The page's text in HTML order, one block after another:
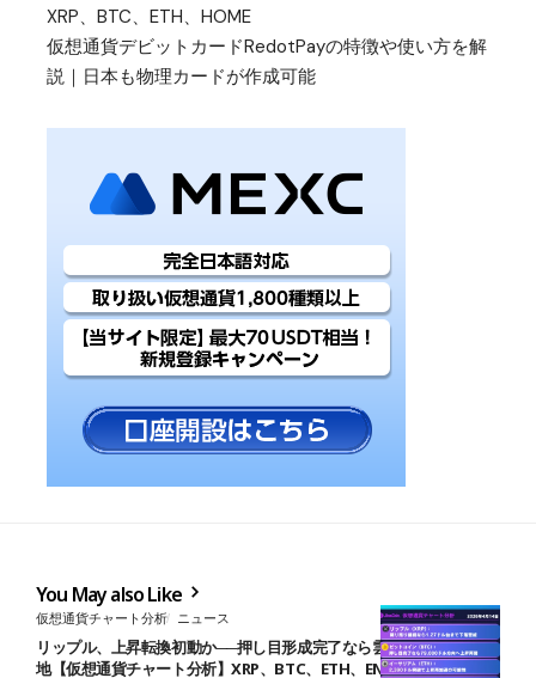
XRP、BTC、ETH、HOME
仮想通貨デビットカードRedotPayの特徴や使い方を解
説｜日本も物理カードが作成可能
You May also Like
仮想通貨チャート分析 ニュース
リップル、上昇転換初動か──押し目形成完了なら雲下端まで上値余
地【仮想通貨チャート分析】XRP、BTC、ETH、ENJ